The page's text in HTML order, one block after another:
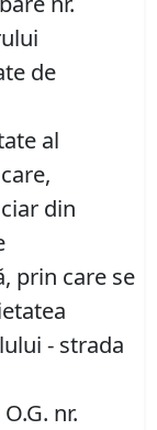
de
al
din
prin care se
- strada
nr.